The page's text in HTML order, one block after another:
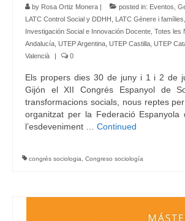
by Rosa Ortiz Monera | posted in: Eventos
LATC Control Social y DDHH
LATC Gènere i famílies
Investigación Social e Innovación Docente Totes les
Andalucía UTEP Argentina UTEP Castilla UTEP
Valencià
| 0
Els propers dies 30 de juny i 1 i 2 de
Gijón el XII Congrés Espanyol de
transformacions socials, nous reptes per
organitzat per la Federació Espanyola
l’esdeveniment … Continued
congrés sociologia Congreso sociología